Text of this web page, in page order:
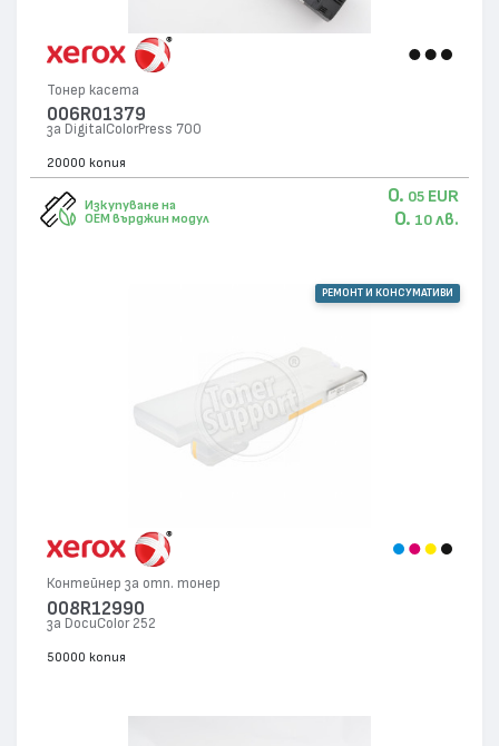
Тонер касета
006R01379
за DigitalColorPress 700
20000 копия
Изкупуване на
OEM върджин модул
0. 05 EUR
0. 10 лв.
РЕМОНТ И КОНСУМАТИВИ
Контейнер за отп. тонер
008R12990
за DocuColor 252
50000 копия